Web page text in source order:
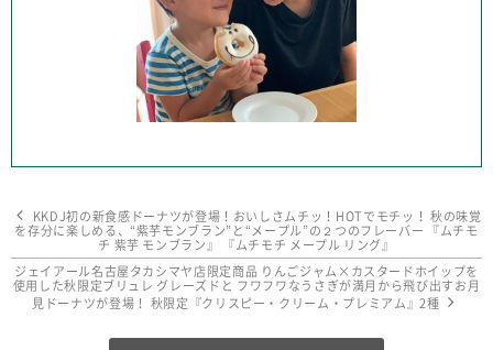
KKDJ初の新食感ドーナツが登場！おいしさムチッ！HOTでモチッ！ 秋の味覚
を存分に楽しめる、“紫芋モンブラン”と“メープル”の２つのフレーバー 『ムチモ
チ 紫芋 モンブラン』 『ムチモチ メープル リング』
ジェイアール名古屋タカシマヤ店限定商品 りんごジャム×カスタードホイップを
使用した秋限定ブリュレ グレーズドと フワフワなうさぎが満月から飛び出すお月
見ドーナツが登場！ 秋限定『クリスピー・クリーム・プレミアム』2種